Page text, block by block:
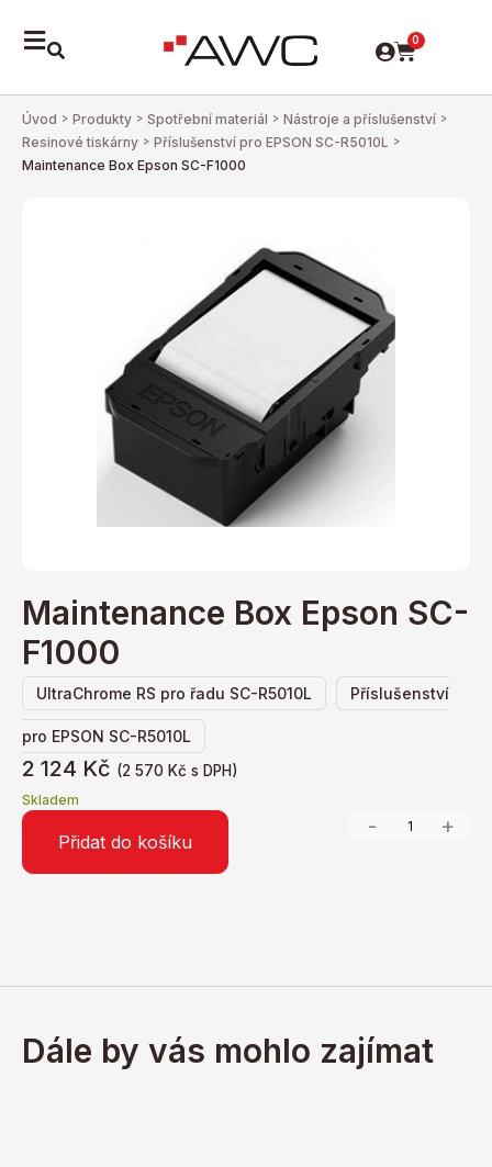
0
Úvod > Produkty > Spotřební materiál > Nástroje a příslušenství >
Resinové tiskárny > Příslušenství pro EPSON SC-R5010L >
Maintenance Box Epson SC-F1000
UltraChrome RS pro řadu SC-R5010L Příslušenství
pro EPSON SC-R5010L
Maintenance Box Epson SC-
F1000
2 124 Kč (2 570 Kč s DPH)
Skladem
- +
Přidat do košíku
Dále by vás mohlo zajímat